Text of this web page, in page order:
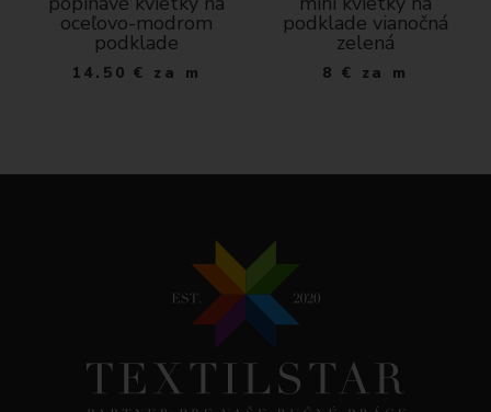
oceľovo-modrom
podklade
14.50 € za m
podklade vianočná
zelená
8 € za m